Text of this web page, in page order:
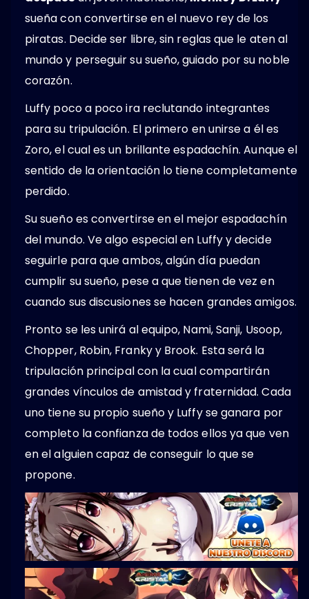
sueña con convertirse en el nuevo rey de los
piratas. Decide ser libre, sin reglas que le aten al
mundo y perseguir su sueño, guiado por su noble
corazón.
Luffy poco a poco ira reclutando integrantes
para su tripulación. El primero en unirse a él es
Zoro, el cual es un brillante espadachín. Aunque el
sentido de la orientación lo tiene completamente
perdido.
Su sueño es convertirse en el mejor espadachín
del mundo. Ve algo especial en Luffy y decide
seguirle para que ambos, algún día puedan
cumplir su sueño, pese a que tienen de vez en
cuando sus discusiones se hacen grandes amigos.
Pronto se les unirá al equipo, Nami, Sanji, Usoop,
Chopper, Robin, Franky y Brook. Esta será la
tripulación principal con la cual compartirán
grandes vínculos de amistad y fraternidad. Cada
uno tiene su propio sueño y Luffy se ganara por
completo la confianza de todos ellos ya que ven
en el alguien capaz de conseguir lo que se
propone.